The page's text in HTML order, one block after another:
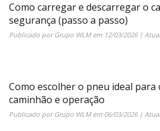
Como carregar e descarregar o
segurança (passo a passo)
Publicado porGrupo WLMem 12/03/2026|
Como escolher o pneu ideal para
caminhão e operação
Publicado porGrupo WLMem 06/03/2026|